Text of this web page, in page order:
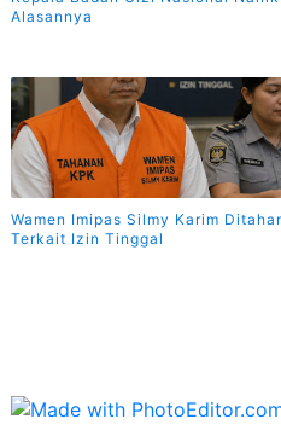
Alasannya
Wamen Imipas Silmy Karim
Terkait Izin Tinggal